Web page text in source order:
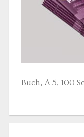
Buch, A 5, 100